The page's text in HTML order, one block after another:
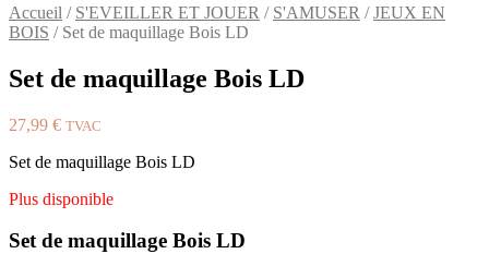
Accueil / S'EVEILLER ET JOUER / S'AMUSER /JEUX EN
BOIS / Set de maquillage Bois LD
Set de maquillage Bois LD
27,99 € TVAC
Set de maquillage Bois LD
Plus disponible
Set de maquillage Bois LD